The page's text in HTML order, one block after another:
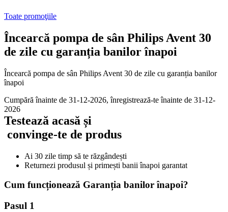
Toate promoţiile
Încearcă pompa de sân Philips Avent 30
de zile cu garanția banilor înapoi
Încearcă pompa de sân Philips Avent 30 de zile cu garanția banilor
înapoi
Cumpără înainte de 31-12-2026, înregistrează-te înainte de 31-12-
2026
Testează acasă și
convinge-te de produs
Ai 30 zile timp să te răzgândești
Returnezi produsul și primești banii înapoi garantat
Cum funcționează Garanția banilor înapoi?
Pasul 1